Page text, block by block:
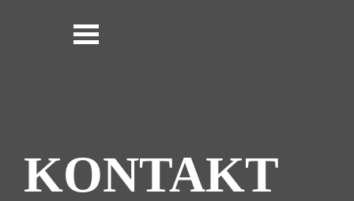
KONTAKT